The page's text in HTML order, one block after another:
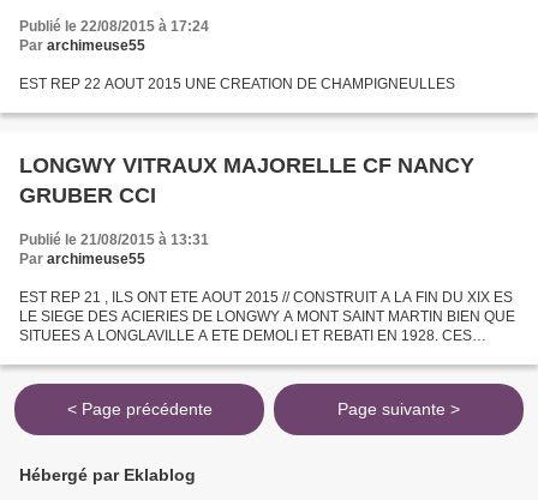
Publié le 22/08/2015 à 17:24
Par archimeuse55
EST REP 22 AOUT 2015 UNE CREATION DE CHAMPIGNEULLES
LONGWY VITRAUX MAJORELLE CF NANCY
GRUBER CCI
Publié le 21/08/2015 à 13:31
Par archimeuse55
EST REP 21 , ILS ONT ETE AOUT 2015 // CONSTRUIT A LA FIN DU XIX ES
LE SIEGE DES ACIERIES DE LONGWY A MONT SAINT MARTIN BIEN QUE
SITUEES A LONGLAVILLE A ETE DEMOLI ET REBATI EN 1928. CES
ART DECO...
< Page précédente Page suivante >
Hébergé par Eklablog